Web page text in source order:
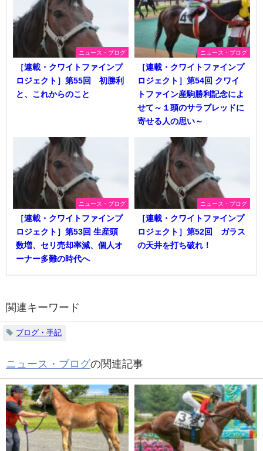
ニュース・ブログ
［連載・クワイトファインプ
ロジェクト］第55回 初勝利
と、これからのこと
ニュース・ブログ
［連載・クワイトファインプ
ロジェクト］第54回 クワイ
トファイン産駒勝利記念によ
せて～１頭のサラブレッドに
寄せる人の思い～
ニュース・ブログ
［連載・クワイトファインプ
ロジェクト］第53回 生産頭
数増、セリ売却率減、個人オ
ーナー多難の時代へ
ニュース・ブログ
［連載・クワイトファインプ
ロジェクト］第52回 ガラス
の天井を打ち破れ！
関連キーワード
ブログ・手記
ニュース・ブログの関連記事